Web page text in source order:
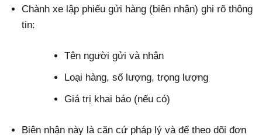
Chành xe lập phiếu gửi hàng (biên nhận) ghi rõ thông
tin:
Tên người gửi và nhận
Loại hàng, số lượng, trọng lượng
Giá trị khai báo (nếu có)
Biên nhận này là căn cứ pháp lý và để theo dõi đơn